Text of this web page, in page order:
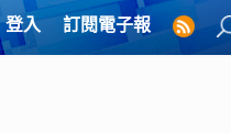
登入 訂閱電子報